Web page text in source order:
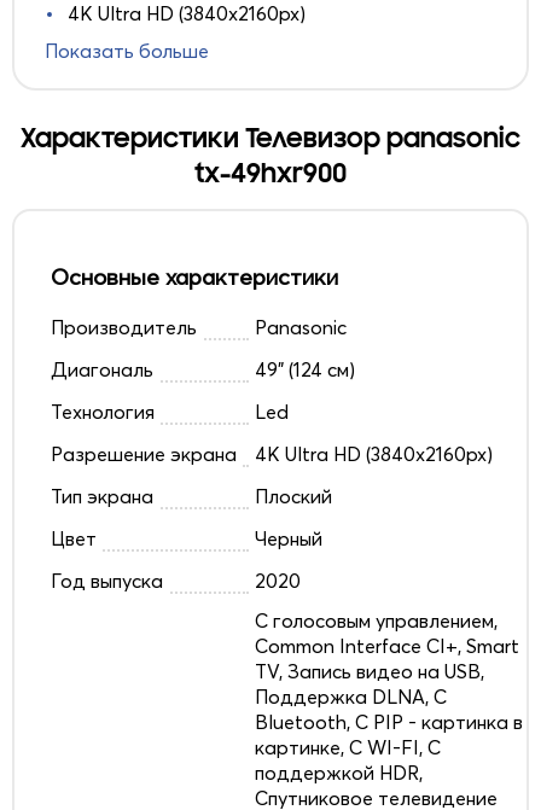
4K Ultra HD (3840x2160px)
Показать больше
Характеристики Телевизор panasonic
tx-49hxr900
Основные характеристики
Производитель
Panasonic
Диагональ
49" (124 см)
Технология
Led
Разрешение экрана
4K Ultra HD (3840x2160px)
Тип экрана
Плоский
Цвет
Черный
Год выпуска
2020
C голосовым управлением,
Common Interface CI+, Smart
TV, Запись видео на USB,
Поддержка DLNA, С
Bluetooth, С PIP - картинка в
картинке, С WI-FI, С
поддержкой HDR,
Спутниковое телевидение